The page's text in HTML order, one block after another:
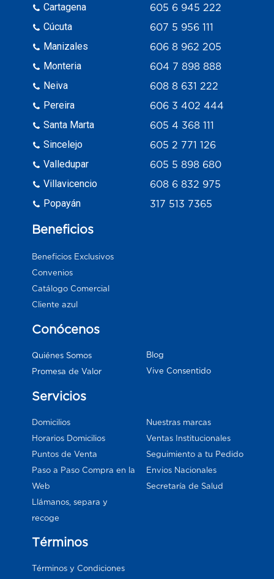
Cartagena
Cúcuta
Manizales
Monteria
Neiva
Pereira
Santa Marta
Sincelejo
Valledupar
Villavicencio
Popayán
605 6 945 222
607 5 956 111
606 8 962 205
604 7 898 888
608 8 631 222
606 3 402 444
605 4 368 111
605 2 771 126
605 5 898 680
608 6 832 975
317 513 7365
Beneficios
Beneficios Exclusivos
Convenios
Catálogo Comercial
Cliente azul
Conócenos
Quiénes Somos
Promesa de Valor
Blog
Vive Consentido
Servicios
Domicilios
Horarios Domicilios
Puntos de Venta
Paso a Paso Compra en la
Web
Llámanos, separa y
recoge
Nuestras marcas
Ventas Institucionales
Seguimiento a tu Pedido
Envios Nacionales
Secretaría de Salud
Términos
Términos y Condiciones